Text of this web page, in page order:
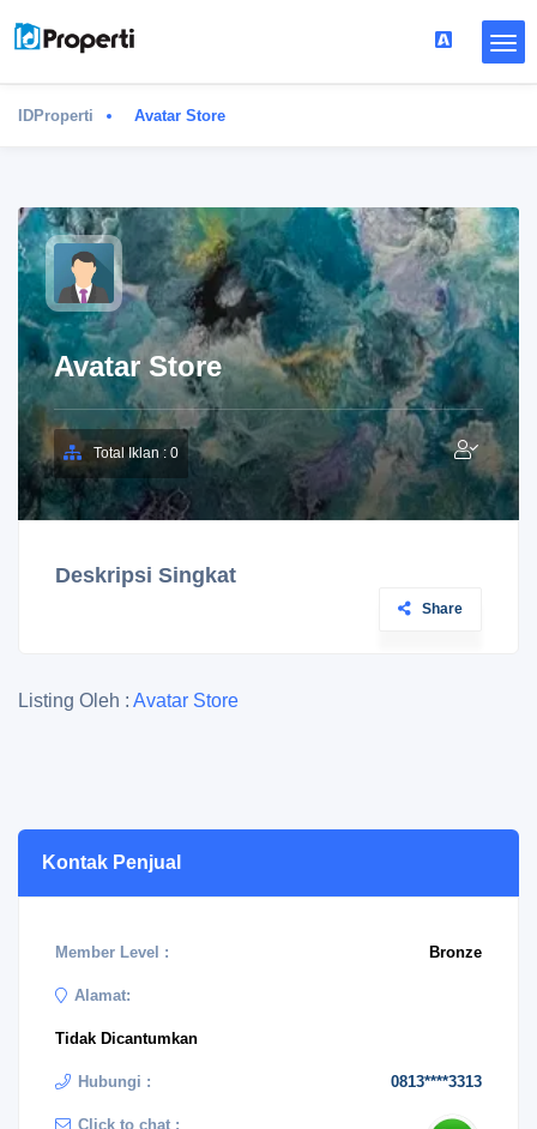
IDProperti Avatar Store
Avatar Store
Total Iklan : 0
Deskripsi Singkat
Share
Listing Oleh : Avatar Store
Kontak Penjual
Member Level : Bronze
Alamat:
Tidak Dicantumkan
Hubungi : 0813****3313
Click to chat :